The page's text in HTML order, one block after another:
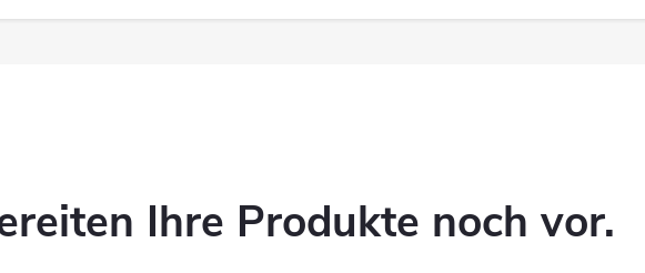
Ihre Produkte noch vor.